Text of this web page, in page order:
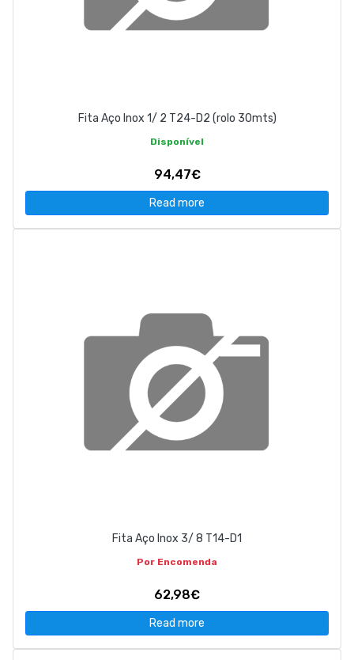
Fita Aço Inox 1/ 2 T24-D2 (rolo 30mts)
Disponível
94,47€
Read more
Fita Aço Inox 3/ 8 T14-D1
Por Encomenda
62,98€
Read more